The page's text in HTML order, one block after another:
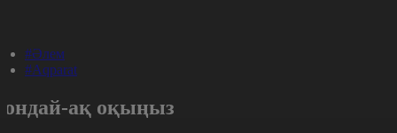
#Әлем
#Aqparat
ақ оқыңыз